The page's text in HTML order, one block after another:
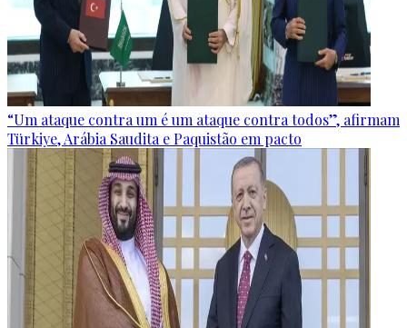
“Um ataque contra um é um ataque contra todos”, afirmam
Türkiye, Arábia Saudita e Paquistão em pacto